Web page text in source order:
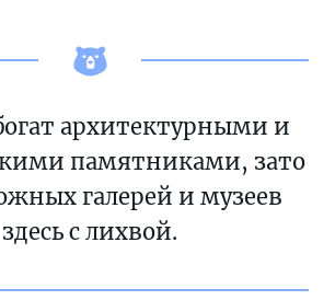
архитектурными и
памятниками, зато
галерей и музеев
здесь с лихвой.